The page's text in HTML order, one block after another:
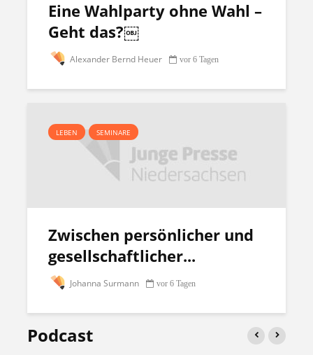
Eine Wahlparty ohne Wahl –
Geht das?￼
Alexander Bernd Heuer vor 6 Tagen
LEBEN SEMINARE
Zwischen persönlicher und
gesellschaftlicher...
Johanna Surmann vor 6 Tagen
Podcast